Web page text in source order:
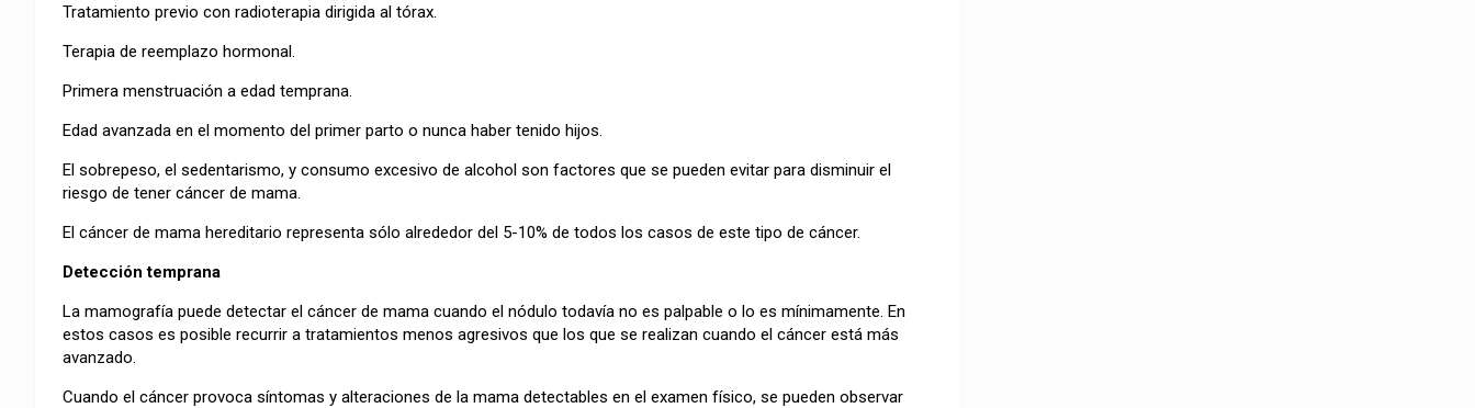
Tratamiento previo con radioterapia dirigida al tórax.
Terapia de reemplazo hormonal.
Primera menstruación a edad temprana.
Edad avanzada en el momento del primer parto o nunca haber tenido hijos.
El sobrepeso, el sedentarismo, y consumo excesivo de alcohol son factores que se pueden evitar para disminuir el
riesgo de tener cáncer de mama.
El cáncer de mama hereditario representa sólo alrededor del 5-10% de todos los casos de este tipo de cáncer.
Detección temprana
La mamografía puede detectar el cáncer de mama cuando el nódulo todavía no es palpable o lo es mínimamente. En
estos casos es posible recurrir a tratamientos menos agresivos que los que se realizan cuando el cáncer está más
avanzado.
Cuando el cáncer provoca síntomas y alteraciones de la mama detectables en el examen físico, se pueden observar